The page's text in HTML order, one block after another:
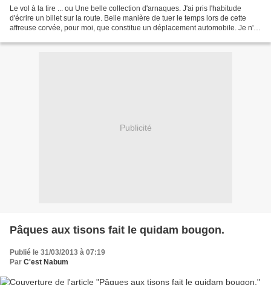
Le vol à la tire ... ou Une belle collection d'arnaques. J'ai pris l'habitude
d'écrire un billet sur la route. Belle manière de tuer le temps lors de cette
affreuse corvée, pour moi, que constitue un déplacement automobile. Je n'ai
Publicité
Pâques aux tisons fait le quidam bougon.
Publié le 31/03/2013 à 07:19
Par C'est Nabum